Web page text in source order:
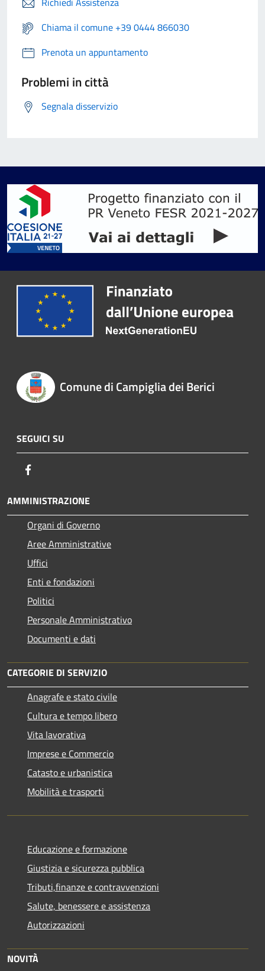
Chiama il comune +39 0444 866030
Prenota un appuntamento
Problemi in città
Segnala disservizio
Comune di Campiglia dei Berici
SEGUICI SU
AMMINISTRAZIONE
Organi di Governo
Aree Amministrative
Uffici
Enti e fondazioni
Politici
Personale Amministrativo
Documenti e dati
CATEGORIE DI SERVIZIO
Anagrafe e stato civile
Cultura e tempo libero
Vita lavorativa
Imprese e Commercio
Catasto e urbanistica
Mobilità e trasporti
Educazione e formazione
Giustizia e sicurezza pubblica
Tributi,finanze e contravvenzioni
Salute, benessere e assistenza
Autorizzazioni
NOVITÀ